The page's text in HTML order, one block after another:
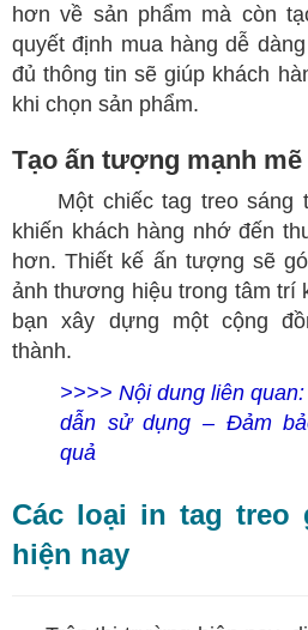
hơn về sản phẩm mà còn
quyết định mua hàng dễ
đủ thông tin sẽ giúp khách
khi chọn sản phẩm.
Tạo ấn tượng mạnh mẽ
Một chiếc tag treo sáng
khiến khách hàng nhớ đến
hơn. Thiết kế ấn tượng sẽ
ảnh thương hiệu trong tâm trí
bạn xây dựng một cộng
thành.
>>>> Nội dung liên quan:
dẫn sử dụng – Đảm
quả
Các loại in tag treo
hiện nay